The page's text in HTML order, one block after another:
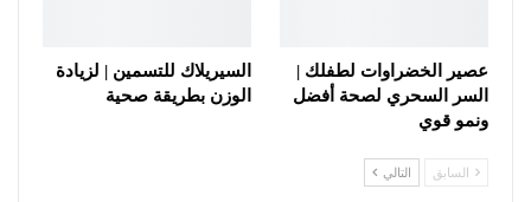
عصير الخضراوات لطفلك |
السر السحري لصحة أفضل
ونمو قوي
السيريلاك للتسمين | لزيادة
الوزن بطريقة صحية
السابق التالي